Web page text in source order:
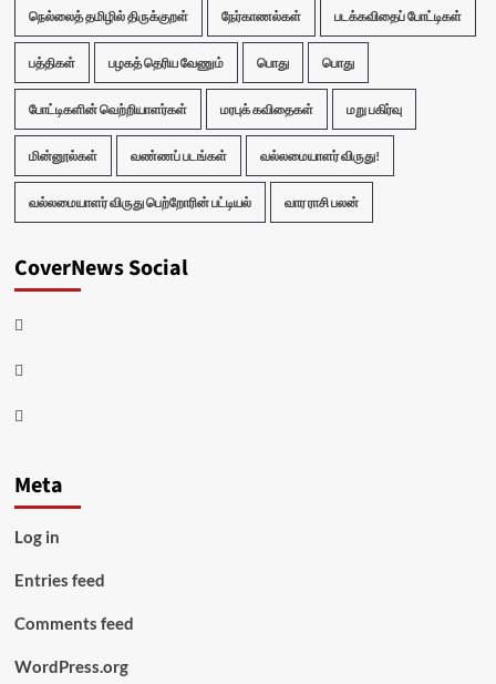
நெல்லைத் தமிழில் திருக்குறள் நேர்காணல்கள் படக்கவிதைப் போட்டிகள்
பத்திகள் பழகத் தெரிய வேணும் பொது பொது
போட்டிகளின் வெற்றியாளர்கள் மரபுக் கவிதைகள் மறு பகிர்வு
மின்னூல்கள் வண்ணப் படங்கள் வல்லமையாளர் விருது!
வல்லமையாளர் விருது பெற்றோரின் பட்டியல் வார ராசி பலன்
CoverNews Social
Facebook
Twitter
Youtube
Meta
Log in
Entries feed
Comments feed
WordPress.org